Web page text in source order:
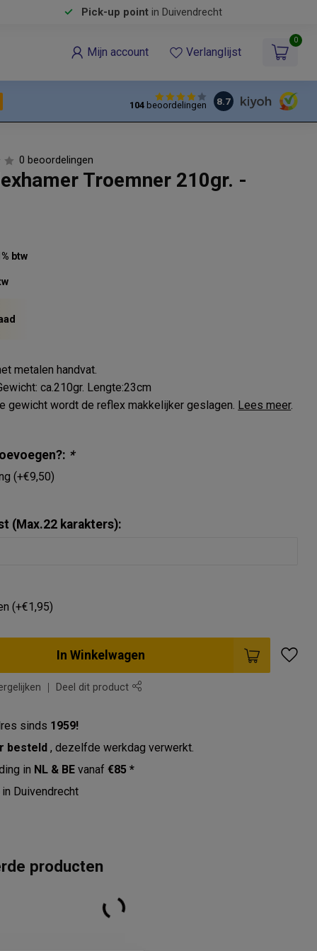
Pick-up pointin Duivendrecht
Mijn account Verlanglijst
0
104beoordelingen 8.7
0 beoordelingen
Troemner 210gr. -
btw
metalen handvat.
ca.210gr. Lengte:23cm
gewicht wordt de reflex makkelijker geslagen. Lees meer.
*
(+€9,50)
(Max.22 karakters):
(+€1,95)
In Winkelwagen
Deel dit product
sinds 1959!
besteld, dezelfde werkdag verwerkt.
in NL & BE vanaf€85 *
in Duivendrecht
producten
VosMed Color